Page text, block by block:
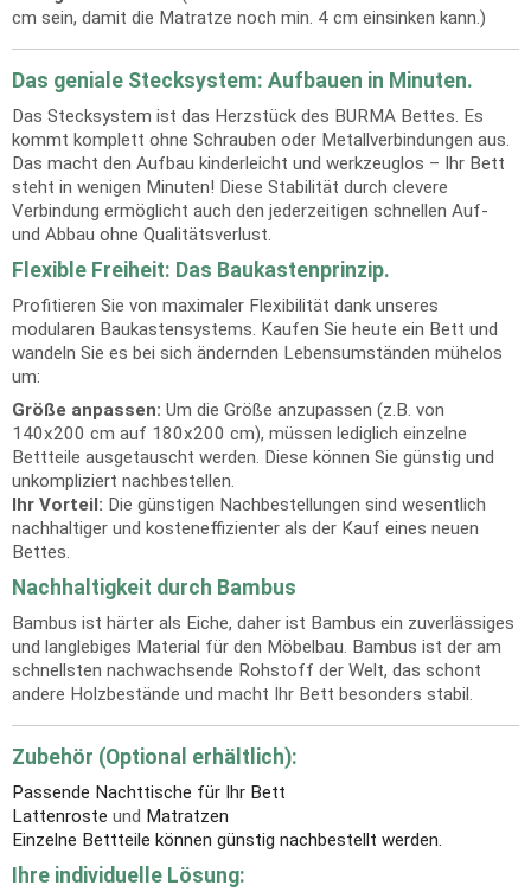
cm sein, damit die Matratze noch min. 4 cm einsinken kann.)
Das geniale Stecksystem: Aufbauen in Minuten.
Das Stecksystem ist das Herzstück des BURMA Bettes. Es
kommt komplett ohne Schrauben oder Metallverbindungen aus.
Das macht den Aufbau kinderleicht und werkzeuglos – Ihr Bett
steht in wenigen Minuten! Diese Stabilität durch clevere
Verbindung ermöglicht auch den jederzeitigen schnellen Auf-
und Abbau ohne Qualitätsverlust.
Flexible Freiheit: Das Baukastenprinzip.
Profitieren Sie von maximaler Flexibilität dank unseres
modularen Baukastensystems. Kaufen Sie heute ein Bett und
wandeln Sie es bei sich ändernden Lebensumständen mühelos
um:
Größe anpassen: Um die Größe anzupassen (z.B. von
140x200 cm auf 180x200 cm), müssen lediglich einzelne
Bettteile ausgetauscht werden. Diese können Sie günstig und
unkompliziert nachbestellen.
Ihr Vorteil: Die günstigen Nachbestellungen sind wesentlich
nachhaltiger und kosteneffizienter als der Kauf eines neuen
Bettes.
Nachhaltigkeit durch Bambus
Bambus ist härter als Eiche, daher ist Bambus ein zuverlässiges
und langlebiges Material für den Möbelbau. Bambus ist der am
schnellsten nachwachsende Rohstoff der Welt, das schont
andere Holzbestände und macht Ihr Bett besonders stabil.
Zubehör (Optional erhältlich):
Passende Nachttische für Ihr Bett
Lattenroste und Matratzen
Einzelne Bettteile können günstig nachbestellt werden.
Ihre individuelle Lösung: